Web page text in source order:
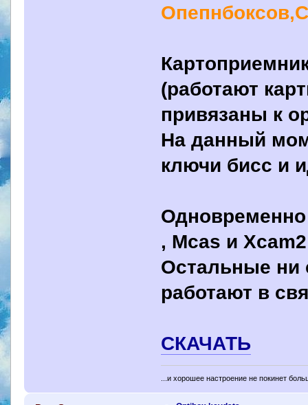
(работают
привязаны к
На данный
ключи бисс и
, Mcas и
Остальные ни
работают в
СКАЧАТЬ
...и хорошее настроение не покинет